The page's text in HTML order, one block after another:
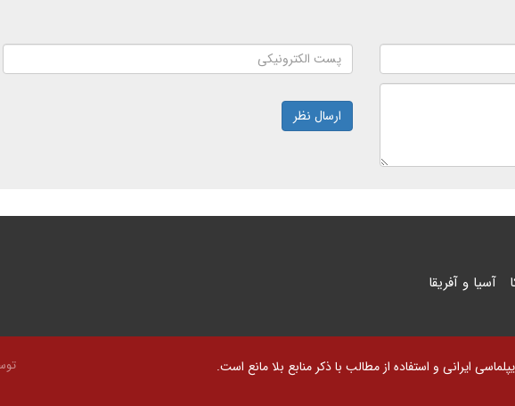
ارسال نظر
آسیا و آفریقا
ایرانی و استفاده از مطالب با ذکر منابع بلا مانع است.